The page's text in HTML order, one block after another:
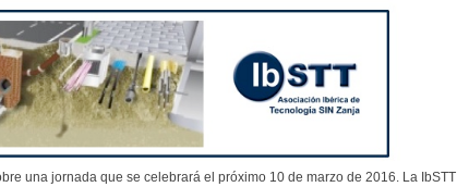
una jornada que se celebrará el próximo 10 de marzo de 2016. La IbSTT